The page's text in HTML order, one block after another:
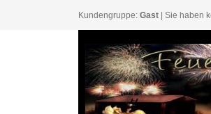
Kundengruppe: Gast | Sie haben